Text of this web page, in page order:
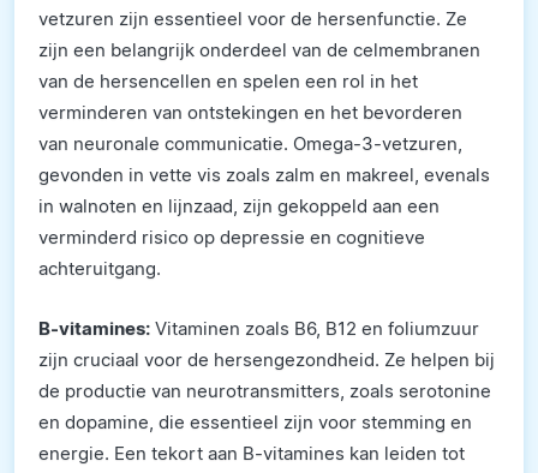
vetzuren zijn essentieel voor de hersenfunctie. Ze
zijn een belangrijk onderdeel van de celmembranen
van de hersencellen en spelen een rol in het
verminderen van ontstekingen en het bevorderen
van neuronale communicatie. Omega-3-vetzuren,
gevonden in vette vis zoals zalm en makreel, evenals
in walnoten en lijnzaad, zijn gekoppeld aan een
verminderd risico op depressie en cognitieve
achteruitgang.
B-vitamines: Vitaminen zoals B6, B12 en foliumzuur
zijn cruciaal voor de hersengezondheid. Ze helpen bij
de productie van neurotransmitters, zoals serotonine
en dopamine, die essentieel zijn voor stemming en
energie. Een tekort aan B-vitamines kan leiden tot